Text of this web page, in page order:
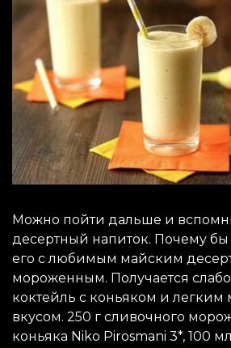
Можно пойти дальше и
десертный напиток. Почему бы
его с любимым майским
мороженным. Получается
коктейль с коньяком и
вкусом. 250 г сливочного
коньяка Niko Pirosmani 3*, 100